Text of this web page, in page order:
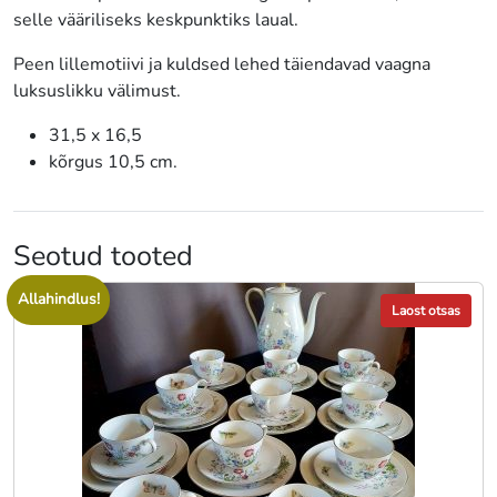
selle vääriliseks keskpunktiks laual.
Peen lillemotiivi ja kuldsed lehed täiendavad vaagna
luksuslikku välimust.
31,5 x 16,5
kõrgus 10,5 cm.
Seotud tooted
Laost otsas
Allahindlus!